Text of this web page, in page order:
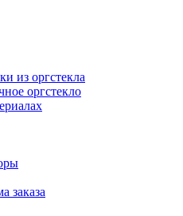
из оргстекла
оргстекло
заказа